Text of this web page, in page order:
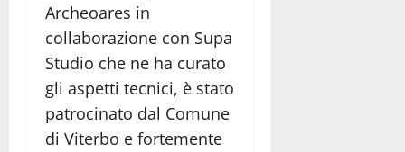
Archeoares in
collaborazione con Supa
Studio che ne ha curato
gli aspetti tecnici, è stato
patrocinato dal Comune
di Viterbo e fortemente